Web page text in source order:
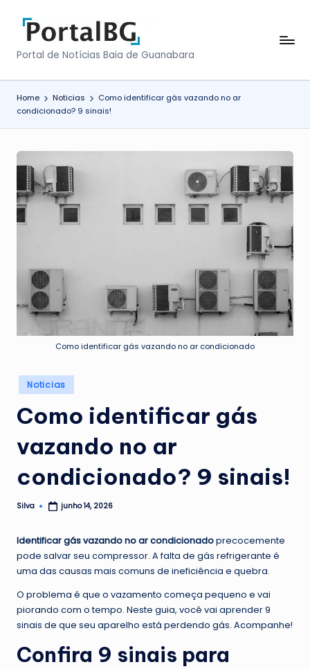
content
P
r
t
l
B
a
e
a
n
a
b
r
a
Portal de Notícias Baia de Guanabara
Home Noticias
Como identificar gás vazando no ar
condicionado? 9 sinais!
Como identificar gás vazando no ar condicionado
Posted
in
Noticias
Como identificar gás
vazando no ar
condicionado? 9 sinais!
Posted
Silva junho 14, 2026
Identificar gás vazando no ar condicionadoprecocemente
pode salvar seu compressor. A falta de gás refrigerante é
uma das causas mais comuns de ineficiência e quebra.
O problema é que o vazamento começa pequeno e vai
piorando com o tempo. Neste guia, você vai aprender 9
sinais de que seu aparelho está perdendo gás. Acompanhe!
Confira 9 sinais para